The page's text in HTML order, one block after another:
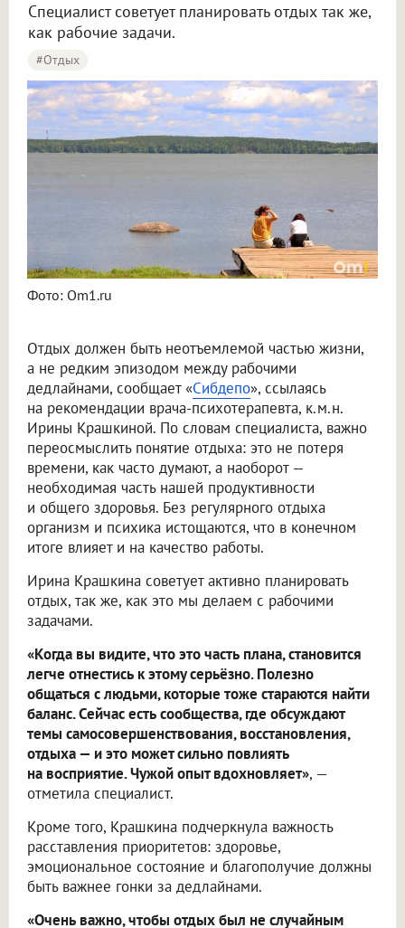
Специалист советует планировать отдых так же,
как рабочие задачи.
#отдых
Фото: Om1.ru
Отдых должен быть неотъемлемой частью жизни,
а не редким эпизодом между рабочими
дедлайнами, сообщает «Сибдепо», ссылаясь
на рекомендации врача-психотерапевта, к.м.н.
Ирины Крашкиной. По словам специалиста, важно
переосмыслить понятие отдыха: это не потеря
времени, как часто думают, а наоборот —
необходимая часть нашей продуктивности
и общего здоровья. Без регулярного отдыха
организм и психика истощаются, что в конечном
итоге влияет и на качество работы.
Ирина Крашкина советует активно планировать
отдых, так же, как это мы делаем с рабочими
задачами.
«Когда вы видите, что это часть плана, становится
легче отнестись к этому серьёзно. Полезно
общаться с людьми, которые тоже стараются найти
баланс. Сейчас есть сообщества, где обсуждают
темы самосовершенствования, восстановления,
отдыха — и это может сильно повлиять
на восприятие. Чужой опыт вдохновляет», —
отметила специалист.
Кроме того, Крашкина подчеркнула важность
расставления приоритетов: здоровье,
эмоциональное состояние и благополучие должны
быть важнее гонки за дедлайнами.
«Очень важно, чтобы отдых был не случайным